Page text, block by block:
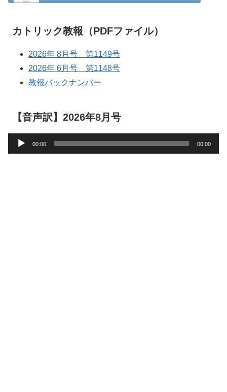
カトリック教報（PDFファイル）
2026年 8月号 第1149号
2026年 6月号 第1148号
教報バックナンバー
【音声訳】2026年8月号
声
00:00 00:00